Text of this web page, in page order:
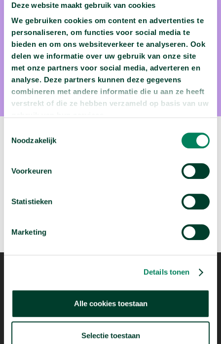
Deze website maakt gebruik van cookies
We gebruiken cookies om content en advertenties te
personaliseren, om functies voor social media te
bieden en om ons websiteverkeer te analyseren. Ook
delen we informatie over uw gebruik van onze site
met onze partners voor social media, adverteren en
analyse. Deze partners kunnen deze gegevens
combineren met andere informatie die u aan ze heeft
verstrekt of die ze hebben verzameld op basis van uw
Noodzakelijk
Voorkeuren
Statistieken
Marketing
Details tonen
Alle cookies toestaan
Selectie toestaan
meer de planeten Aarde en Mars gevormd worden. De Vets
wetenschap stelt hem verder in staat om antwoord te geven
op de vraag of de aarde in gewicht toeneemt of afneemt, hoe
het kan dat je binnen de kortste keren zandstormen op Mars
kunt veroorzaken en hoe vulkanen de vorm van planeten
kunnen bepalen.
Volgende video:
Bekijk deze video arrow_forward
Mogelijk dankzij